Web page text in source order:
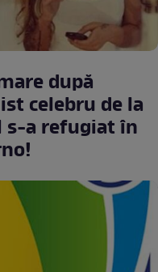
după
celebru de la
s-a refugiat în